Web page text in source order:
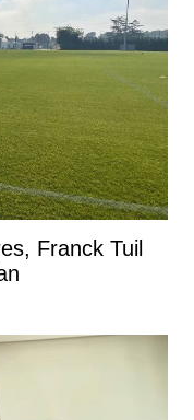
Franck Tuil